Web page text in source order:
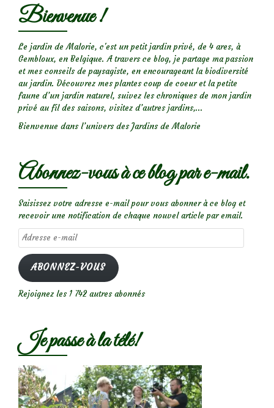
Bienvenue !
Le jardin de Malorie, c'est un petit jardin privé, de 4 ares, à
Gembloux, en Belgique. A travers ce blog, je partage ma passion
et mes conseils de paysagiste, en encourageant la biodiversité
au jardin. Découvrez mes plantes coup de coeur et la petite
faune d’un jardin naturel, suivez les chroniques de mon jardin
privé au fil des saisons, visitez d’autres jardins,...
Bienvenue dans l’univers des Jardins de Malorie
Abonnez-vous à ce blog par e-mail.
Saisissez votre adresse e-mail pour vous abonner à ce blog et
recevoir une notification de chaque nouvel article par email.
Adresse
e-
mail
ABONNEZ-VOUS
Rejoignez les 1 742 autres abonnés
Je passe à la télé!